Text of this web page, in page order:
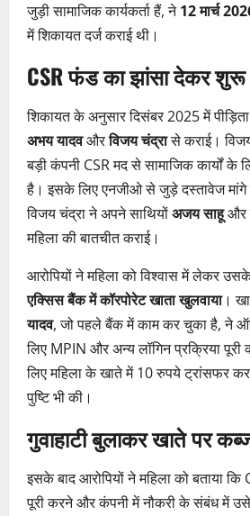
जुड़ी सामाजिक कार्यकर्ता हैं, ने12 मार्च
में शिकायत दर्ज कराई थी।
CSR फंड का झांसा देकर शुरू
शिकायत के अनुसार दिसंबर 2025 में
अभय यादवऔरविजय चंद्रासे कराई।
बड़ी कंपनी CSR मद से सामाजिक कार्यों के
है। इसके लिए एनजीओ से जुड़े दस्तावेज मांगे
विजय चंद्रा ने अपने साथियोंअजय साहूऔर
महिला की बातचीत कराई।
आरोपियों ने महिला को विश्वास में लेकर
एक्सिस बैंक में कॉरपोरेट खाता खुलवाया।
यादव, जो पहले बैंक में काम कर चुका है, ने
लिए MPIN और अन्य लॉगिन प्रक्रिया
लिए महिला के खाते में 10 रुपये ट्रांसफर
पुष्टि भी की।
गुवाहाटी बुलाकर खाते पर
इसके बाद आरोपियों ने महिला को बताया
पूरी करने और कंपनी में नौकरी के संबंध में